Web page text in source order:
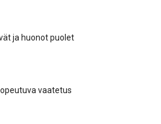
ja huonot puolet
vaatetus